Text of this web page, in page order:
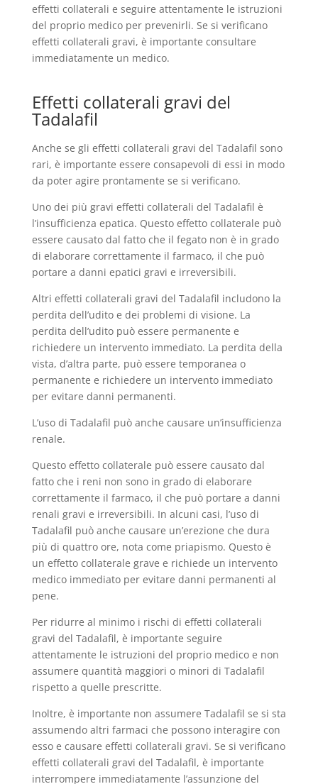
effetti collaterali e seguire attentamente le istruzioni
del proprio medico per prevenirli. Se si verificano
effetti collaterali gravi, è importante consultare
immediatamente un medico.
Effetti collaterali gravi del
Tadalafil
Anche se gli effetti collaterali gravi del Tadalafil sono
rari, è importante essere consapevoli di essi in modo
da poter agire prontamente se si verificano.
Uno dei più gravi effetti collaterali del Tadalafil è
l’insufficienza epatica. Questo effetto collaterale può
essere causato dal fatto che il fegato non è in grado
di elaborare correttamente il farmaco, il che può
portare a danni epatici gravi e irreversibili.
Altri effetti collaterali gravi del Tadalafil includono la
perdita dell’udito e dei problemi di visione. La
perdita dell’udito può essere permanente e
richiedere un intervento immediato. La perdita della
vista, d’altra parte, può essere temporanea o
permanente e richiedere un intervento immediato
per evitare danni permanenti.
L’uso di Tadalafil può anche causare un’insufficienza
renale.
Questo effetto collaterale può essere causato dal
fatto che i reni non sono in grado di elaborare
correttamente il farmaco, il che può portare a danni
renali gravi e irreversibili. In alcuni casi, l’uso di
Tadalafil può anche causare un’erezione che dura
più di quattro ore, nota come priapismo. Questo è
un effetto collaterale grave e richiede un intervento
medico immediato per evitare danni permanenti al
pene.
Per ridurre al minimo i rischi di effetti collaterali
gravi del Tadalafil, è importante seguire
attentamente le istruzioni del proprio medico e non
assumere quantità maggiori o minori di Tadalafil
rispetto a quelle prescritte.
Inoltre, è importante non assumere Tadalafil se si sta
assumendo altri farmaci che possono interagire con
esso e causare effetti collaterali gravi. Se si verificano
effetti collaterali gravi del Tadalafil, è importante
interrompere immediatamente l’assunzione del